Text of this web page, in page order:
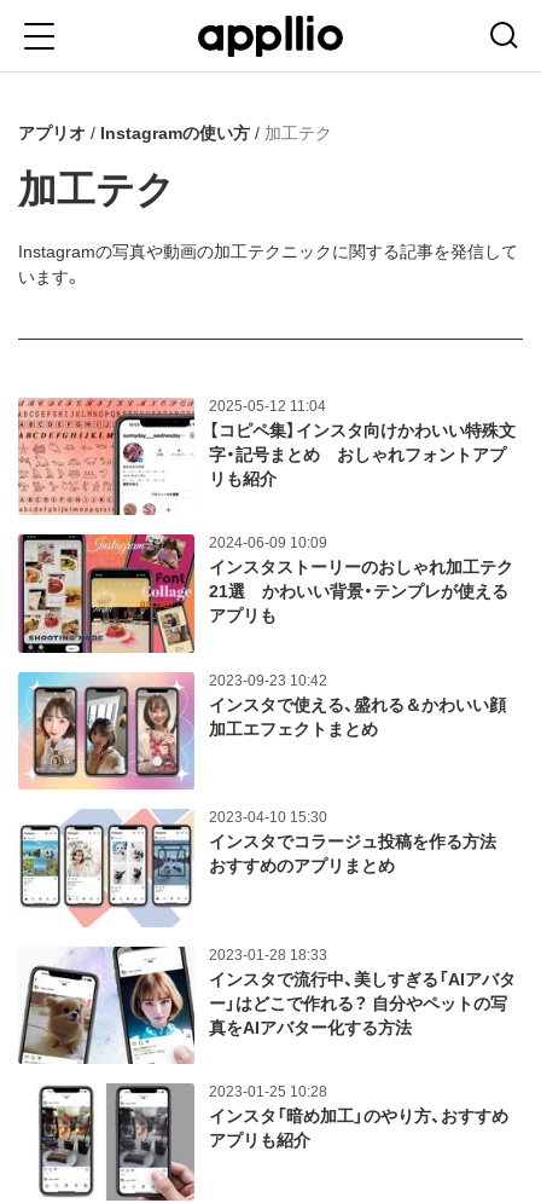
テ
動
アプリオ Instagramの使い方 加工テク
加工テク
Instagramの写真や動画の加工テクニックに関する記事を発信して
います。
2025-05-12 11:04
【コピペ集】インスタ向けかわいい特殊文
字・記号まとめ おしゃれフォントアプ
リも紹介
2024-06-09 10:09
インスタストーリーのおしゃれ加工テク
21選 かわいい背景・テンプレが使える
アプリも
2023-09-23 10:42
インスタで使える、盛れる＆かわいい顔
加工エフェクトまとめ
2023-04-10 15:30
インスタでコラージュ投稿を作る方法
おすすめのアプリまとめ
2023-01-28 18:33
インスタで流行中、美しすぎる「AIアバタ
ー」はどこで作れる？ 自分やペットの写
真をAIアバター化する方法
2023-01-25 10:28
インスタ「暗め加工」のやり方、おすすめ
アプリも紹介